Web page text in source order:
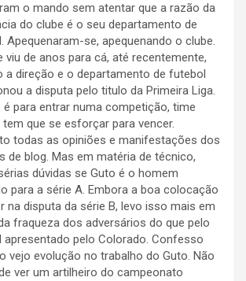
o mando sem atentar que a razão da
do clube é o seu departamento de
Apequenaram-se, apequenando o clube.
viu de anos para cá, até recentemente,
a direção e o departamento de futebol
a disputa pelo titulo da Primeira Liga.
é para entrar numa competição, time
tem que se esforçar para vencer.
todas as opiniões e manifestações dos
de blog. Mas em matéria de técnico,
dúvidas se Guto é o homem
para a série A. Embora a boa colocação
na disputa da série B, levo isso mais em
fraqueza dos adversários do que pelo
apresentado pelo Colorado. Confesso
vejo evolução no trabalho do Guto. Não
ver um artilheiro do campeonato